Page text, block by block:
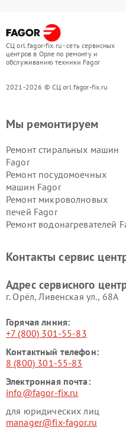
СЦ orl.fagor-fix.ru - сеть сервисных
центров в Орле по ремонту и
обслуживанию техники Fagor
2021-2026 © СЦ orl.fagor-fix.ru
Мы ремонтируем
Ремонт стиральных машин
Fagor
Ремонт посудомоечных
машин Fagor
Ремонт микроволновых
печей Fagor
Ремонт водонагревателей
Контакты сервис
Адрес сервисного
г. Орёл, Ливенская ул., 68А
Горячая линия:
+7 (800) 301-55-83
Контактный телефон:
8 (800) 301-55-83
Электронная почта:
info@fagor-fix.ru
для юридических лиц
manager@fix-fagor.ru